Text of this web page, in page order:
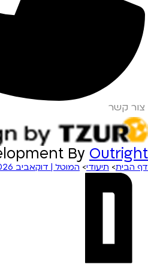
צור קשר
By Outright
דף הבית> תיעודי> המוטל | דוקאביב 2026